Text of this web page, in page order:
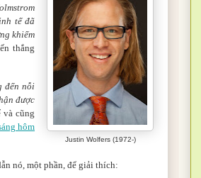
Justin Wolfers (1972-)
tế đã
khiếm
thắng
đến nỗi
được
và cũng
hôm
nó, một phần, để giải thích: